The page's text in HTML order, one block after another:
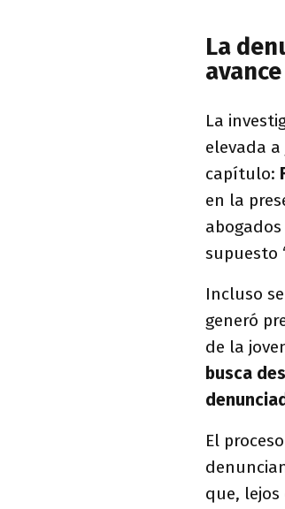
La
La
elevada
capítulo:
en la
supuesto
Incluso
generó
de la
busca
El
que,